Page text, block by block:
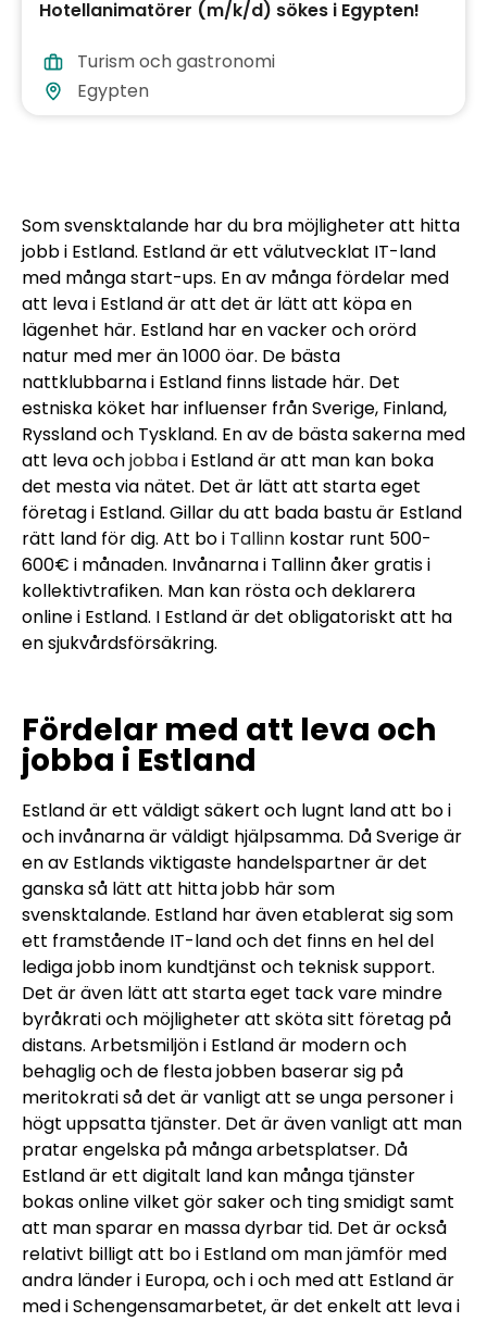
Hotellanimatörer (m/k/d) sökes i Egypten!
Turism och gastronomi
Egypten
Som svensktalande har du bra möjligheter att hitta
jobb i Estland. Estland är ett välutvecklat IT-land
med många start-ups. En av många fördelar med
att leva i Estland är att det är lätt att köpa en
lägenhet här. Estland har en vacker och orörd
natur med mer än 1000 öar. De bästa
nattklubbarna i Estland finns listade här. Det
estniska köket har influenser från Sverige, Finland,
Ryssland och Tyskland. En av de bästa sakerna med
att leva ochjobbai Estland är att man kan boka
det mesta via nätet. Det är lätt att starta eget
företag i Estland. Gillar du att bada bastu är Estland
rätt land för dig. Att bo i Tallinn kostar runt 500-
600€ i månaden. Invånarna i Tallinn åker gratis i
kollektivtrafiken. Man kan rösta och deklarera
online i Estland. I Estland är det obligatoriskt att ha
en sjukvårdsförsäkring.
Fördelar med att leva och
jobba i Estland
Estland är ett väldigt säkert och lugnt land att bo i
och invånarna är väldigt hjälpsamma. Då Sverige är
en av Estlands viktigaste handelspartner är det
ganska så lätt att hitta jobb här som
svensktalande. Estland har även etablerat sig som
ett framstående IT-land och det finns en hel del
lediga jobb inom kundtjänst och teknisk support.
Det är även lätt att starta eget tack vare mindre
byråkrati och möjligheter att sköta sitt företag på
distans. Arbetsmiljön i Estland är modern och
behaglig och de flesta jobben baserar sig på
meritokrati så det är vanligt att se unga personer i
högt uppsatta tjänster. Det är även vanligt att man
pratar engelska på många arbetsplatser. Då
Estland är ett digitalt land kan många tjänster
bokas online vilket gör saker och ting smidigt samt
att man sparar en massa dyrbar tid. Det är också
relativt billigt att bo i Estland om man jämför med
andra länder i Europa, och i och med att Estland är
med i Schengensamarbetet, är det enkelt att leva i